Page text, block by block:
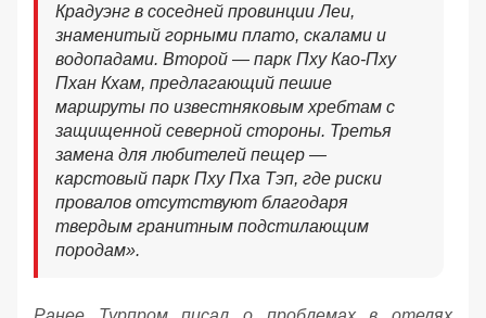
Крадуэнг в соседней провинции Леи,
знаменитый горными плато, скалами и
водопадами. Второй — парк Пху Као-Пху
Пхан Кхам, предлагающий пешие
маршруты по известняковым хребтам с
защищенной северной стороны. Третья
замена для любителей пещер —
карстовый парк Пху Пха Тэп, где риски
провалов отсутствуют благодаря
твердым гранитным подстилающим
породам».